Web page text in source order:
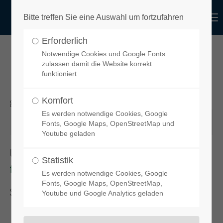
Benutzername
Passwort
Register|Lost your password?
functional
IHR GEWÄHLTES PRODUKT
gewünschtes Produkt
Um Ihren Spoiler zu bestellen, klicken Sie bitte auf diesen Link:
functional-design-de.myshopify.com
Sie gelangen dann zu unseremonline-Shop.
Bitte treffen Sie eine Auswahl um fortzufahren
Erforderlich
Notwendige Cookies und Google Fonts
zulassen damit die Website korrekt
funktioniert
Komfort
Es werden notwendige Cookies, Google
Fonts, Google Maps, OpenStreetMap und
Youtube geladen
Statistik
Es werden notwendige Cookies, Google
Fonts, Google Maps, OpenStreetMap,
Youtube und Google Analytics geladen